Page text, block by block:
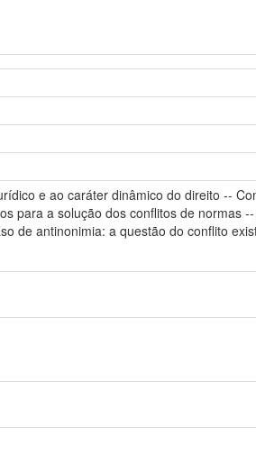
e ao caráter dinâmico do direito --
para a solução dos conflitos de normas
de antinonimia: a questão do conflito